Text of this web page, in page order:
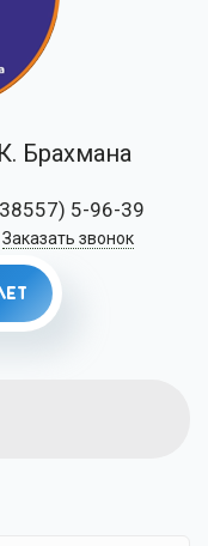
Брахмана
5-96-39
Заказать звонок